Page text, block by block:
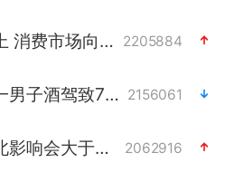
夏日经济乘热而上 消费市场向新而行 2205884
江西警方通报：一男子酒驾致7人受伤 2156061
白海豚对华东华北影响会大于巴威 2062916